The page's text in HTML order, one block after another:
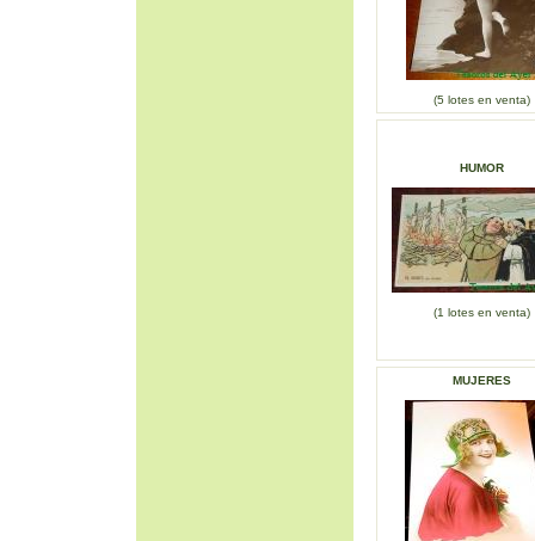
(5 lotes en venta)
HUMOR
(1 lotes en venta)
MUJERES